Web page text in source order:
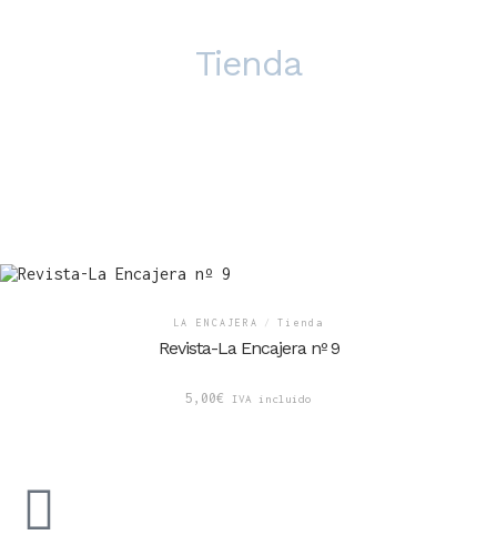
Tienda
LA ENCAJERA / Tienda
Revista-La Encajera nº 9
5,00€ IVA incluido